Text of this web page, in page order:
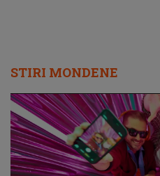
STIRI MONDENE